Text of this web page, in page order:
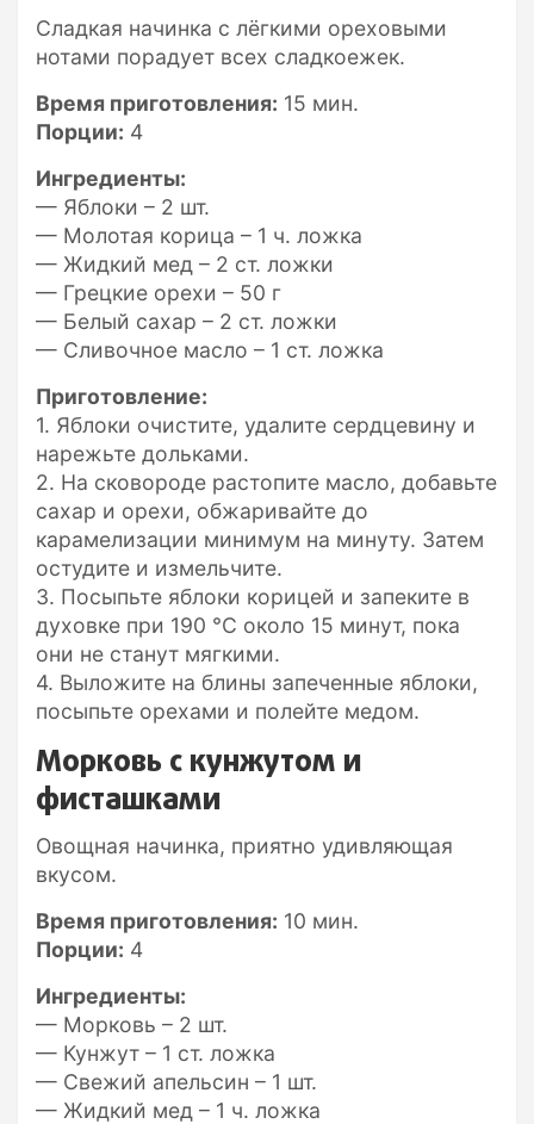
Сладкая начинка с лёгкими ореховыми
нотами порадует всех сладкоежек.
Время приготовления: 15 мин.
Порции: 4
Ингредиенты:
— Яблоки – 2 шт.
— Молотая корица – 1 ч. ложка
— Жидкий мед – 2 ст. ложки
— Грецкие орехи – 50 г
— Белый сахар – 2 ст. ложки
— Сливочное масло – 1 ст. ложка
Приготовление:
1. Яблоки очистите, удалите сердцевину и
нарежьте дольками.
2. На сковороде растопите масло, добавьте
сахар и орехи, обжаривайте до
карамелизации минимум на минуту. Затем
остудите и измельчите.
3. Посыпьте яблоки корицей и запеките в
духовке при 190 °C около 15 минут, пока
они не станут мягкими.
4. Выложите на блины запеченные яблоки,
посыпьте орехами и полейте медом.
Морковь с кунжутом и
фисташками
Овощная начинка, приятно удивляющая
вкусом.
Время приготовления: 10 мин.
Порции: 4
Ингредиенты:
— Морковь – 2 шт.
— Кунжут – 1 ст. ложка
— Свежий апельсин – 1 шт.
— Жидкий мед – 1 ч. ложка